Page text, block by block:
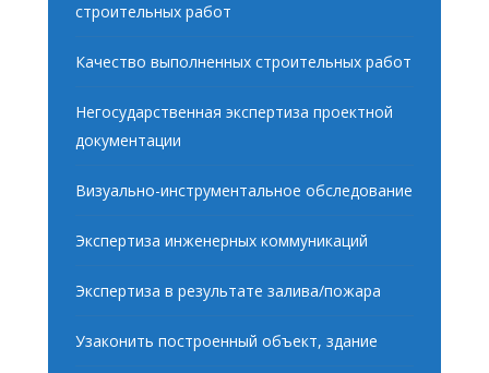
строительных работ
Качество выполненных строительных работ
Негосударственная экспертиза проектной
документации
Визуально-инструментальное обследование
Экспертиза инженерных коммуникаций
Экспертиза в результате залива/пожара
Узаконить построенный объект, здание